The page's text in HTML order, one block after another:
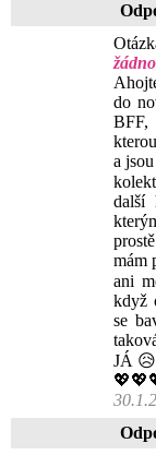
do
BFF,
a
další
mám
ani
když
se
JÁ